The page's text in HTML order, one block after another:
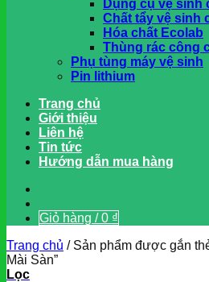
Dụng cụ vệ sinh
Chất tẩy vệ sinh
Hóa chất Ecolab
Thùng rác công
Phụ tùng máy vệ sinh
Pin lithium
Trang chủ
Giới thiệu
Liên hệ
Tin tức
Hướng dẫn mua hàng
Giỏ hàng /0 ₫
Trang chủ /Sản phẩm được gắn
Mài Sàn”
Lọc